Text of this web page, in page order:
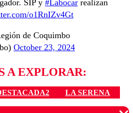
SIP y #Labocar realizan
o1RnIZv4Gt
de Coquimbo
October 23, 2024
A EXPLORAR:
LA SERENA